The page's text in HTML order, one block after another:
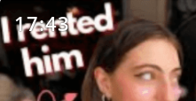
17:43